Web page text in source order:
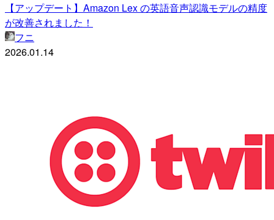
【アップデート】Amazon Lex の英語音声認識モデルの精度
が改善されました！
フニ
2026.01.14